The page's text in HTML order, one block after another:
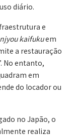
diário.
e
kaifukuem
a restauração
No entanto,
em
do locador ou
no Japão, o
realiza